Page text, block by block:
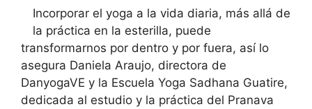
Incorporar el yoga a la vida diaria, más allá de
la práctica en la esterilla, puede
transformarnos por dentro y por fuera, así lo
asegura Daniela Araujo, directora de
DanyogaVE y la Escuela Yoga Sadhana Guatire,
dedicada al estudio y la práctica del Pranava